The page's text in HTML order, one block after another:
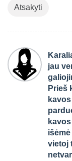
Atsakyti
jau
Prieš
vietoj